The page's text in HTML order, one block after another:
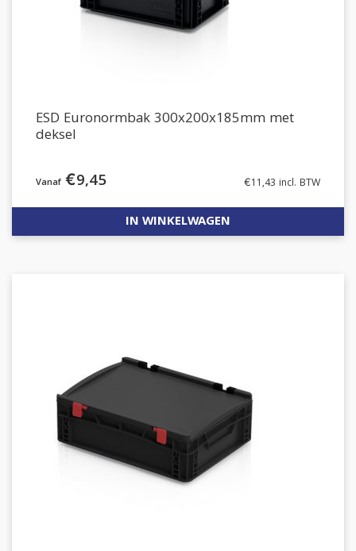
ESD Euronormbak 300x200x185mm met
deksel
€9,45 €11,43 incl. BTW
IN WINKELWAGEN